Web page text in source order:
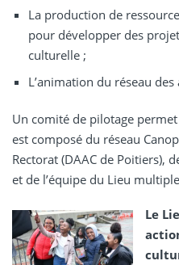
La production de
pour développer des
culturelle ;
L’animation du réseau
Un comité de pilotage
est composé du réseau
Rectorat (DAAC de Poitiers),
et de l’équipe du Lieu multiple
Le